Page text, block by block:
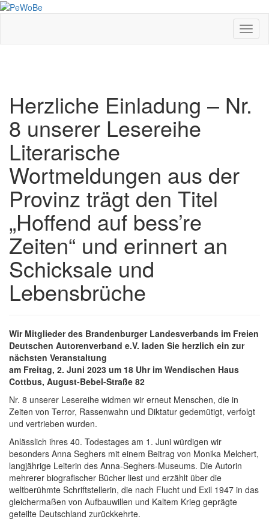
Skip
content
Herzliche Einladung – Nr.
8 unserer Lesereihe
Literarische
Wortmeldungen aus der
Provinz trägt den Titel
„Hoffend auf bess’re
Zeiten“ und erinnert an
Schicksale und
Lebensbrüche
Wir Mitglieder des Brandenburger Landesverbands im Freien
Deutschen Autorenverband e.V. laden Sie herzlich ein zur
nächsten Veranstaltung
am Freitag, 2. Juni 2023 um 18 Uhr im Wendischen Haus
Cottbus, August-Bebel-Straße 82
Nr. 8 unserer Lesereihe widmen wir erneut Menschen, die in
Zeiten von Terror, Rassenwahn und Diktatur gedemütigt, verfolgt
und vertrieben wurden.
Anlässlich ihres 40. Todestages am 1. Juni würdigen wir
besonders Anna Seghers mit einem Beitrag von Monika Melchert,
langjährige Leiterin des Anna-Seghers-Museums. Die Autorin
mehrerer biografischer Bücher liest und erzählt über die
weltberühmte Schriftstellerin, die nach Flucht und Exil 1947 in das
gleichermaßen von Aufbauwillen und Kaltem Krieg geprägte
geteilte Deutschland zurückkehrte.